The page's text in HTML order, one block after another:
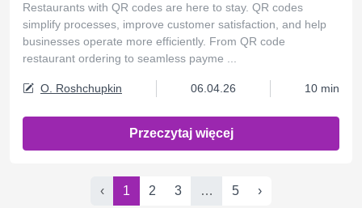
Restaurants with QR codes are here to stay. QR codes
simplify processes, improve customer satisfaction, and help
businesses operate more efficiently. From QR code
restaurant ordering to seamless payme ...
O. Roshchupkin 06.04.26 10 min
Przeczytaj więcej
‹ 1 2 3 … 5 ›